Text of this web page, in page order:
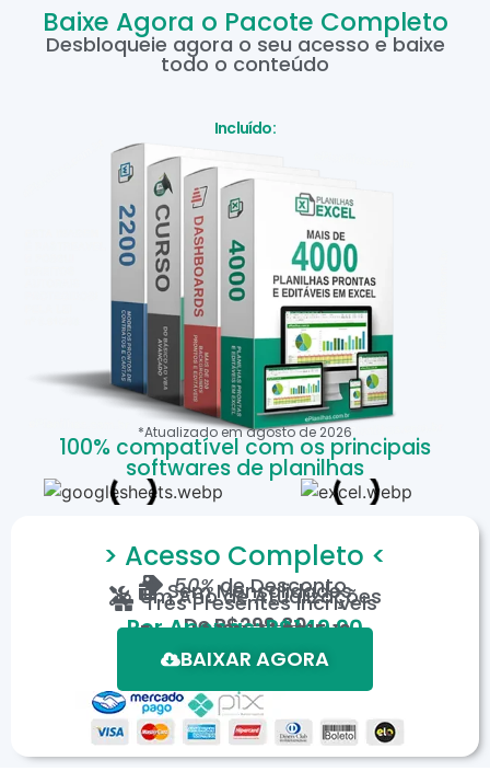
Baixe Agora o Pacote Completo
Desbloqueie agora o seu acesso e baixe
todo o conteúdo
Incluído:
*Atualizado emagostode 2026
100% compatível com os principais
softwares de planilhas
> Acesso Completo <
50%de Desconto
Sem Mensalidades
Um Ano de Atualizações
Três Presentes Incríveis
DeR$299,80
Por Apenas: R$149,90
Em até 12X de R$15,19
*Oferta válida por tempo limitado.
BAIXAR AGORA